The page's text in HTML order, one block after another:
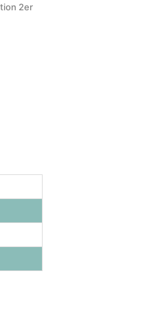
2er